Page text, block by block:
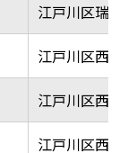
江戸川区瑞
江戸川区西
江戸川区西
江戸川区西